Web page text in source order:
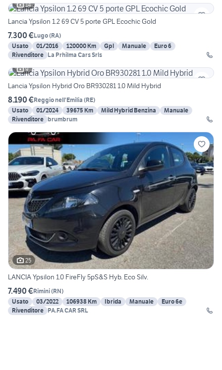
14
Lancia Ypsilon 1.2 69 CV 5 porte GPL Ecochic Gold
7.300 €Lugo(RA)
Usato
01/2016 120000 Km Gpl Manuale
Euro 6
Rivenditore La Prhilma Cars Srls
9
Lancia Ypsilon Hybrid Oro BR930281 1.0 Mild Hybrid
8.190 €Reggio nell'Emilia (RE)
Usato
01/2024 39675 Km Mild Hybrid Benzina
Manuale
Rivenditore brumbrum
25
LANCIA Ypsilon 1.0 FireFly 5pS&S Hyb. Eco Silv.
7.490 €Rimini(RN)
Usato
03/2022 106938 Km Ibrida Manuale
Euro 6e
Rivenditore PA.FA CAR SRL